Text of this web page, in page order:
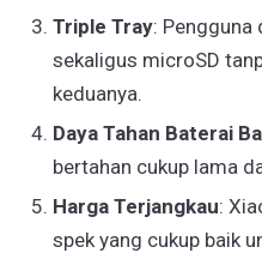
Triple Tray: Pengguna
sekaligus microSD
keduanya.
Daya Tahan Baterai
bertahan cukup lama
Harga Terjangkau:
spek yang cukup baik